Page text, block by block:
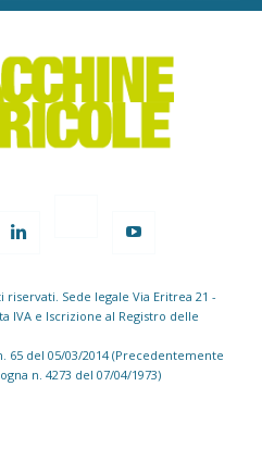
Sede legale Via Eritrea 21 -
IVA e Iscrizione al Registro delle
65 del 05/03/2014 (Precedentemente
n. 4273 del 07/04/1973)